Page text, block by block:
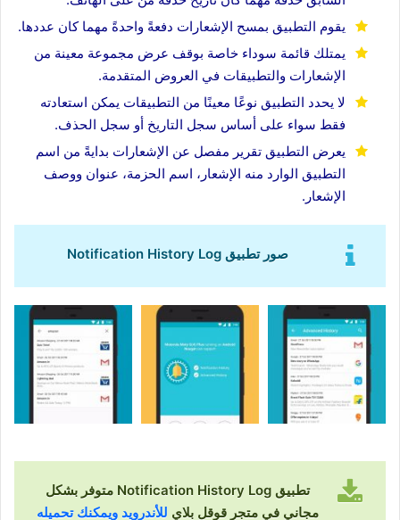
يقوم التطبيق بمسح الإشعارات دفعةً واحدةً مهما كان عددها.
يمتلك قائمة سوداء خاصة بوقف عرض مجموعة معينة من
الإشعارات والتطبيقات في العروض المتقدمة.
لا يحدد التطبيق نوعًا معينًا من التطبيقات يمكن استعادته
فقط سواء على أساس سجل التاريخ أو سجل الحذف.
يعرض التطبيق تقرير مفصل عن الإشعارات بدايةً من اسم
التطبيق الوارد منه الإشعار، اسم الحزمة، عنوان ووصف
الإشعار.
صور تطبيق Notification History Log
تطبيق Notification History Log متوفر بشكل
مجاني في متجر قوقل بلاي للأندرويد ويمكنك تحميله